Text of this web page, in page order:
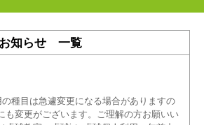
知らせ 一覧
急遽変更になる場合がありますの
も変更がございます。ご理解の方お願いい